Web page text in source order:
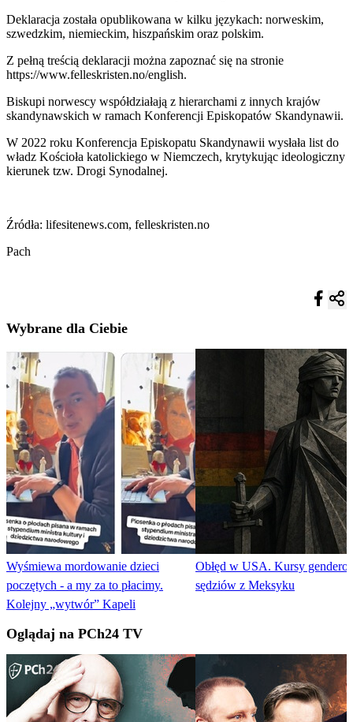
Deklaracja została opublikowana w kilku językach: norweskim,
szwedzkim, niemieckim, hiszpańskim oraz polskim.
Z pełną treścią deklaracji można zapoznać się na stronie
https://www.felleskristen.no/english.
Biskupi norwescy współdziałają z hierarchami z innych krajów
skandynawskich w ramach Konferencji Episkopatów Skandynawii.
W 2022 roku Konferencja Episkopatu Skandynawii wysłała list do
władz Kościoła katolickiego w Niemczech, krytykując ideologiczny
kierunek tzw. Drogi Synodalnej.
Źródła: lifesitenews.com, felleskristen.no
Pach
Wybrane dla Ciebie
Wyśmiewa mordowanie dzieci
poczętych - a my za to płacimy.
Kolejny „wytwór” Kapeli
Obłęd w USA. Kursy
sędziów z Meksyku
Oglądaj na PCh24 TV